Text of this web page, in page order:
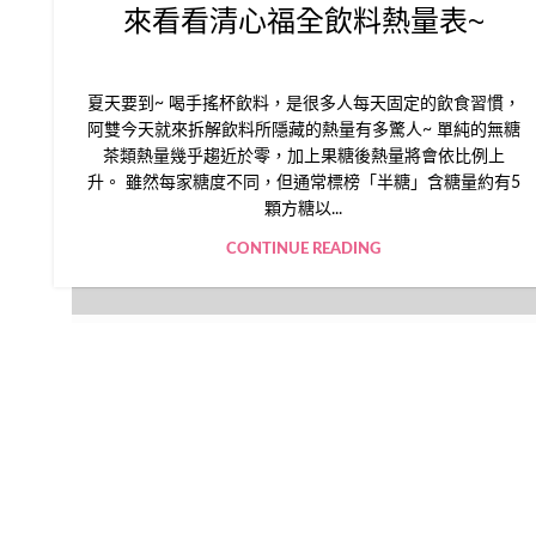
來看看清心福全飲料熱量表~
夏天要到~ 喝手搖杯飲料，是很多人每天固定的飲食習慣，
阿雙今天就來拆解飲料所隱藏的熱量有多驚人~ 單純的無糖
茶類熱量幾乎趨近於零，加上果糖後熱量將會依比例上
升。 雖然每家糖度不同，但通常標榜「半糖」含糖量約有5
顆方糖以...
CONTINUE READING